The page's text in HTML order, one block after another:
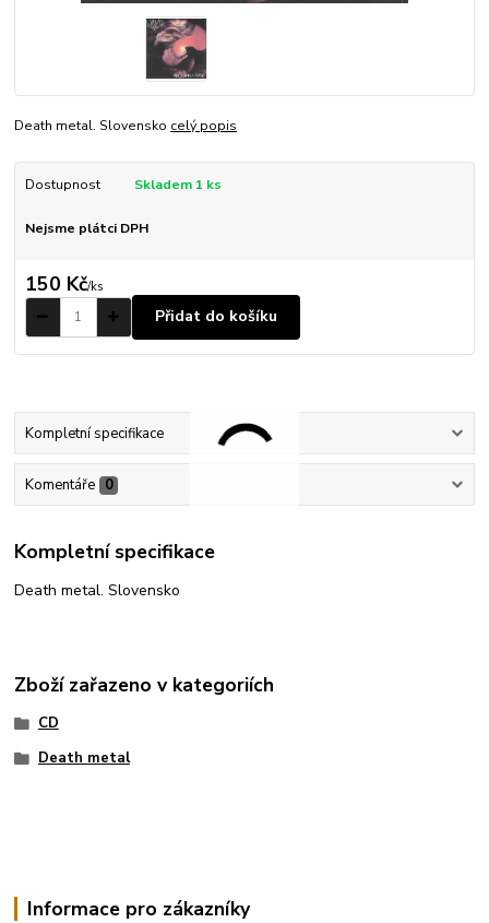
Death metal. Slovensko celý popis
Dostupnost Skladem 1 ks
Nejsme plátci DPH
150 Kč/ks
Přidat do košíku
Kompletní specifikace
Komentáře 0
Kompletní specifikace
Death metal. Slovensko
Zboží zařazeno v kategoriích
CD
Death metal
Informace pro zákazníky